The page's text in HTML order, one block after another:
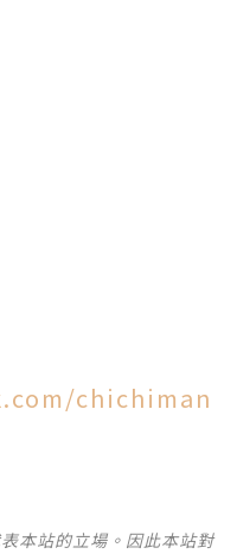
chichiman
本站的立場。因此本站對